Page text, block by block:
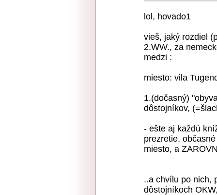
lol, hovado1
vieš, jaký rozdiel
2.WW., za
medzi :
miesto: vila
1.(dočasný)
dôstojníkov,
- ešte aj každú
prezretie,
miesto, a
..a chvílu po nich,
dôstojníkoch